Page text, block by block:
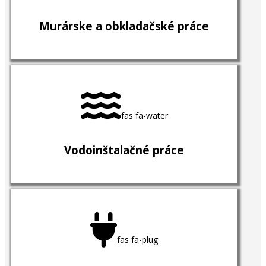
Murárske a obkladačské práce
fas fa-water
Vodoinštalačné práce
fas fa-plug